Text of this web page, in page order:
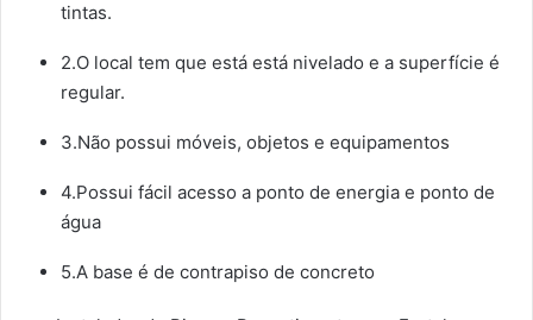
tintas.
2.O local tem que está está nivelado e a superfície é
regular.
3.Não possui móveis, objetos e equipamentos
4.Possui fácil acesso a ponto de energia e ponto de
água
5.A base é de contrapiso de concreto